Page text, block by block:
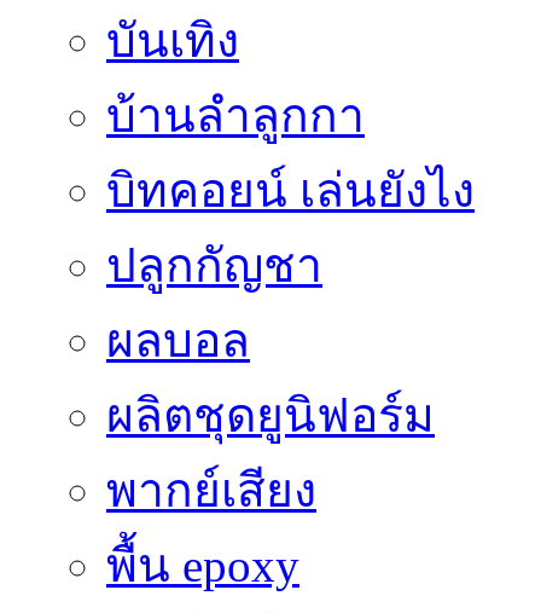
บันเทิง
บ้านลำลูกกา
บิทคอยน์ เล่นยังไง
ปลูกกัญชา
ผลบอล
ผลิตชุดยูนิฟอร์ม
พากย์เสียง
พื้น epoxy